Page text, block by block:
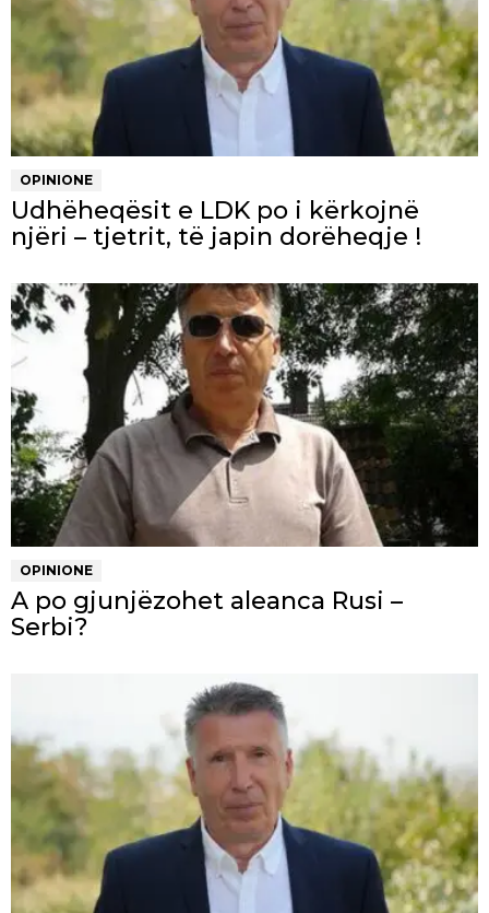
OPINIONE
Udhëheqësit e LDK po i kërkojnë
njëri – tjetrit, të japin dorëheqje !
OPINIONE
A po gjunjëzohet aleanca Rusi –
Serbi?